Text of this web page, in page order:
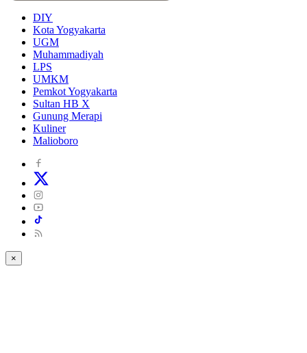
DIY
Kota Yogyakarta
UGM
Muhammadiyah
LPS
UMKM
Pemkot Yogyakarta
Sultan HB X
Gunung Merapi
Kuliner
Malioboro
×